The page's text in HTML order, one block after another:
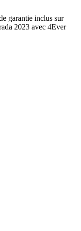
garantie inclus sur
2023 avec 4Ever